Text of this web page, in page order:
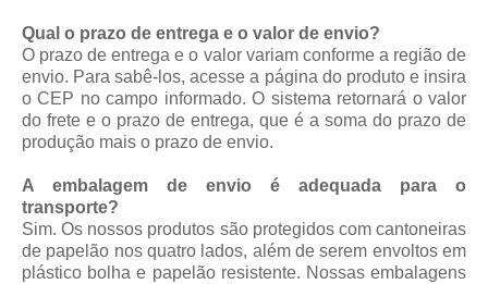
Qual o prazo de entrega e o valor de envio?
O prazo de entrega e o valor variam conforme a região de
envio. Para sabê-los, acesse a página do produto e insira
o CEP no campo informado. O sistema retornará o valor
do frete e o prazo de entrega, que é a soma do prazo de
produção mais o prazo de envio.
A embalagem de envio é adequada para o
transporte?
Sim. Os nossos produtos são protegidos com cantoneiras
de papelão nos quatro lados, além de serem envoltos em
plástico bolha e papelão resistente. Nossas embalagens